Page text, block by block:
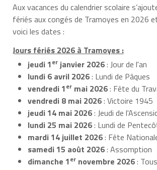
Aux vacances du calendrier scolaire
fériés aux congés de Tramoyes en 2026
voici les dates :
Jours fériés 2026 à Tramoyes :
jeudi 1er janvier 2026: Jour de l'an
lundi 6 avril 2026: Lundi de Pâques
vendredi 1er mai 2026: Fête du
vendredi 8 mai 2026: Victoire 1945
jeudi 14 mai 2026: Jeudi de
lundi 25 mai 2026: Lundi de
mardi 14 juillet 2026: Fête
samedi 15 août 2026: Assomption
dimanche 1er novembre 2026: